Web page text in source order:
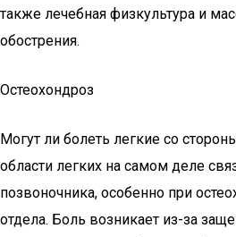
также лечебная физкультура и
обострения.
Остеохондроз
Могут ли болеть легкие со
области легких на самом деле
позвоночника, особенно при
отдела. Боль возникает из-за